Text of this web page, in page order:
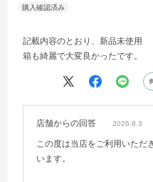
記載内容のとおり、新品未使用
箱も綺麗で大変良かったです。
店舗からの回答 2026.8.3
この度は当店をご利用いただ
います。